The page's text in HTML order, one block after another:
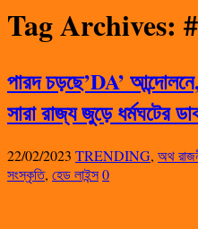
Tag Archives:
পারদ চড়ছে’DA’
সারা রাজ্য জুড়ে ধর্মঘটের
22/02/2023 TRENDING, অথ
সংস্কৃতি, হেড লাইন্স0